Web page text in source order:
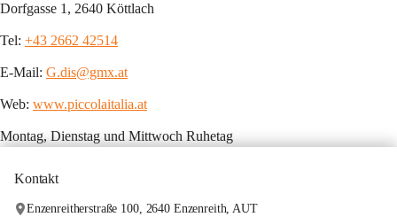
Dorfgasse 1, 2640 Köttlach
Tel: +43 2662 42514
E-Mail: G.dis@gmx.at
Web: www.piccolaitalia.at
Montag, Dienstag und Mittwoch Ruhetag
Kontakt
Enzenreitherstraße 100, 2640 Enzenreith, AUT